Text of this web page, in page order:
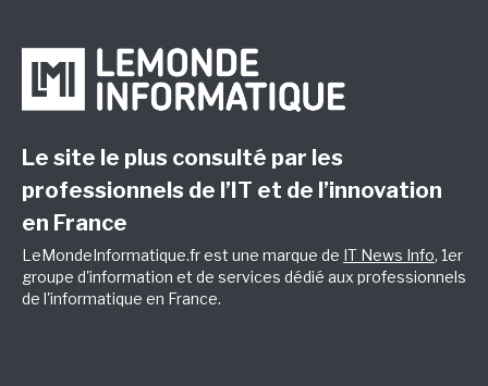
Le site le plus consulté par les
professionnels de l’IT et de l’innovation
en France
LeMondeInformatique.fr est une marque de IT News Info, 1er
groupe d'information et de services dédié aux professionnels
de l'informatique en France.